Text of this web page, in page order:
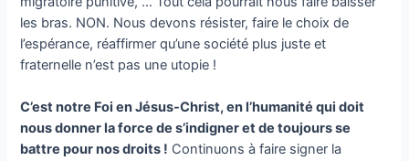
les bras. NON. Nous devons résister, faire le choix de
l’espérance, réaffirmer qu’une société plus juste et
fraternelle n’est pas une utopie !
C’est notre Foi en Jésus-Christ, en l’humanité qui doit
nous donner la force de s’indigner et de toujours se
battre pour nos droits ! Continuons à faire signer la